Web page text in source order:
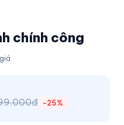
chính công
-25%